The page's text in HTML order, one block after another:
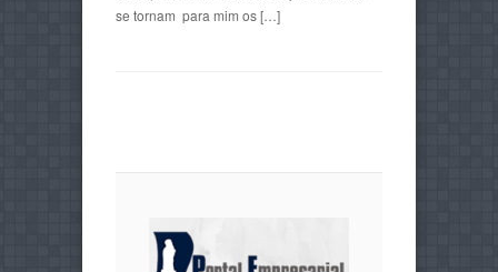
se tornam para mim os […]